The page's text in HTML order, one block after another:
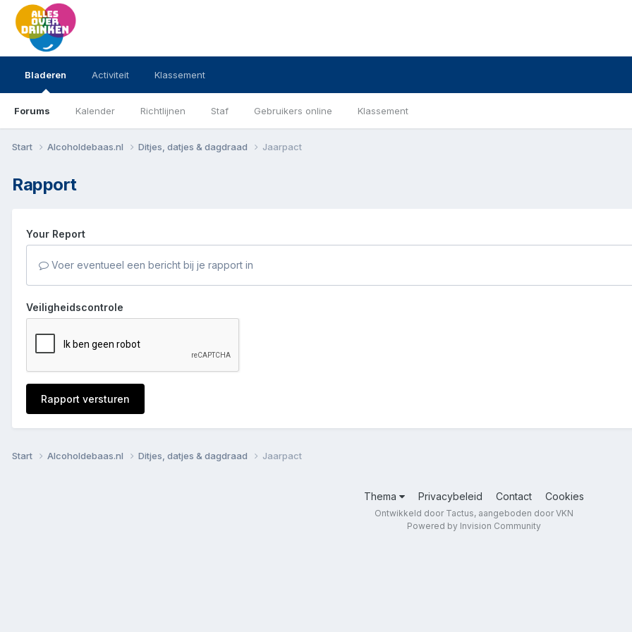
Bladeren
Forums Kalender Richtlijnen Staf Gebruikers online Klassement
Activiteit Klassement
Start Alcoholdebaas.nl Ditjes, datjes & dagdraad Jaarpact
Rapport
Your Report
Voer eventueel een bericht bij je rapport in
Veiligheidscontrole
Rapport versturen
Start Alcoholdebaas.nl Ditjes, datjes & dagdraad Jaarpact
Thema Privacybeleid Contact Cookies
Ontwikkeld door Tactus, aangeboden door VKN
Powered by Invision Community